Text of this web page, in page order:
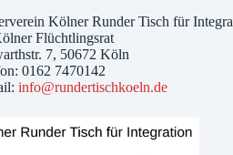
Kölner Runder Tisch für
Flüchtlingsrat
7, 50672 Köln
0162 7470142
info@rundertischkoeln.de